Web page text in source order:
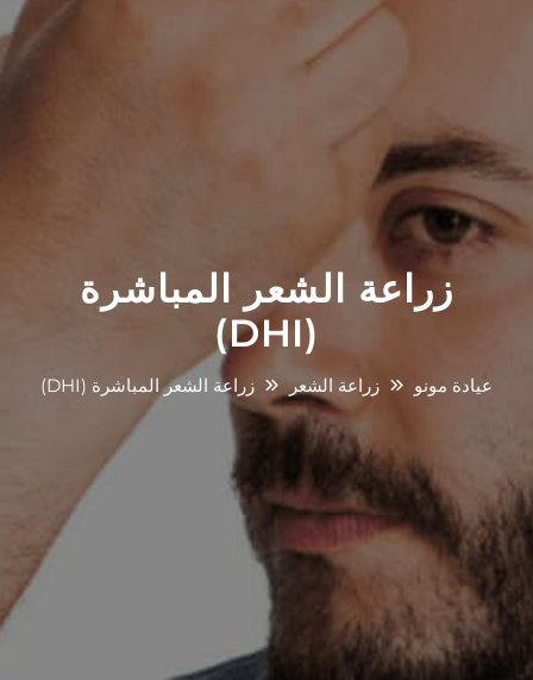
زراعة الشعر المباشرة
(DHI)
عيادة مونو زراعة الشعر زراعة الشعر المباشرة (DHI)